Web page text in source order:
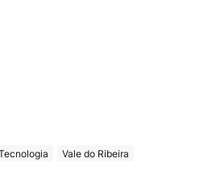
Vale do Ribeira